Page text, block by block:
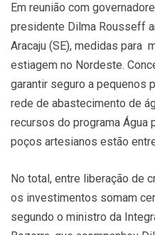
Em reunião com
presidente Dilma Rousseff
Aracaju (SE), medidas para
estiagem no Nordeste.
garantir seguro a pequenos
rede de abastecimento de
recursos do programa Água
poços artesianos estão
No total, entre liberação de
os investimentos somam
segundo o ministro da